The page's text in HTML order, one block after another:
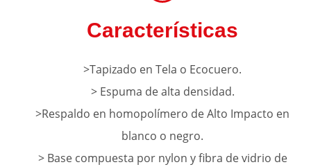
Características
>Tapizado en Tela o Ecocuero.
> Espuma de alta densidad.
>Respaldo en homopolí­mero de Alto Impacto en
blanco o negro.
> Base compuesta por nylon y fibra de vidrio de